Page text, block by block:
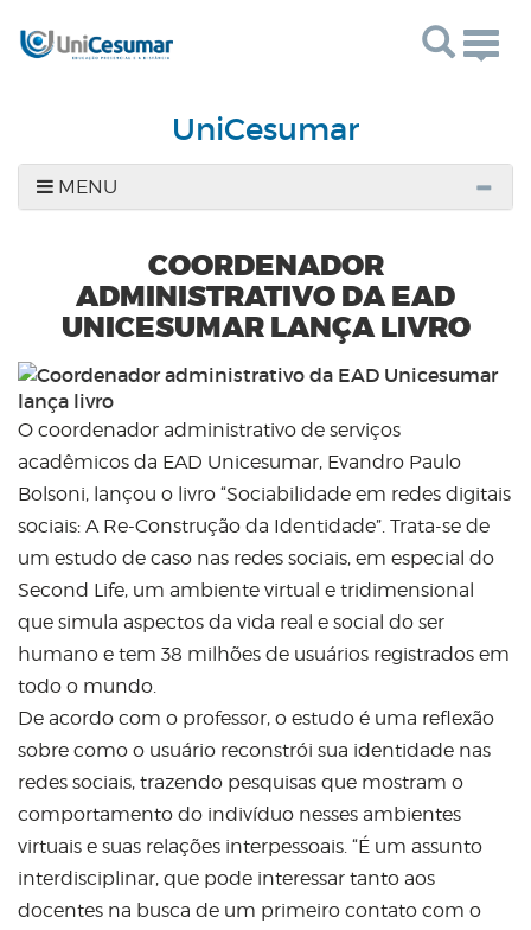
UniCesumar
MENU
COORDENADOR
ADMINISTRATIVO DA EAD
UNICESUMAR LANÇA LIVRO
O coordenador administrativo de serviços
acadêmicos da EAD Unicesumar, Evandro Paulo
Bolsoni, lançou o livro “Sociabilidade em redes digitais
sociais: A Re-Construção da Identidade”. Trata-se de
um estudo de caso nas redes sociais, em especial do
Second Life, um ambiente virtual e tridimensional
que simula aspectos da vida real e social do ser
humano e tem 38 milhões de usuários registrados em
todo o mundo.
De acordo com o professor, o estudo é uma reflexão
sobre como o usuário reconstrói sua identidade nas
redes sociais, trazendo pesquisas que mostram o
comportamento do indivíduo nesses ambientes
virtuais e suas relações interpessoais. “É um assunto
interdisciplinar, que pode interessar tanto aos
docentes na busca de um primeiro contato com o